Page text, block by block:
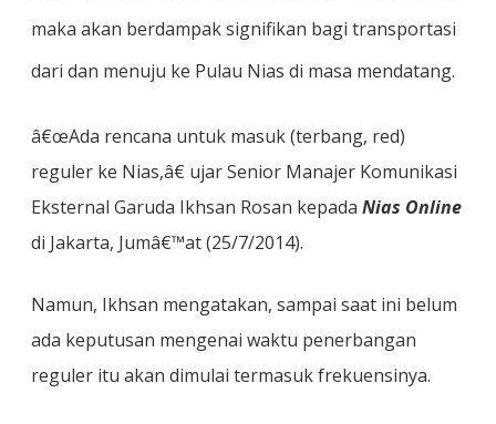
maka akan berdampak signifikan bagi transportasi
dari dan menuju ke Pulau Nias di masa mendatang.
â€œAda rencana untuk masuk (terbang, red)
reguler ke Nias,â€ ujar Senior Manajer Komunikasi
Eksternal Garuda Ikhsan Rosan kepada Nias Online
di Jakarta, Jumâ€™at (25/7/2014).
Namun, Ikhsan mengatakan, sampai saat ini belum
ada keputusan mengenai waktu penerbangan
reguler itu akan dimulai termasuk frekuensinya.